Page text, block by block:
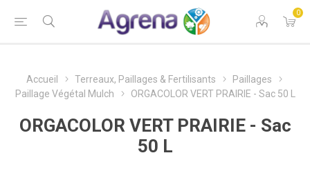
0
Accueil Terreaux, Paillages & Fertilisants
Paillages
Paillage Végétal Mulch
ORGACOLOR VERT PRAIRIE - Sac 50 L
ORGACOLOR VERT PRAIRIE - Sac
50 L